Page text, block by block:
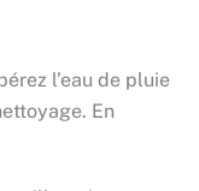
l’eau de pluie
En